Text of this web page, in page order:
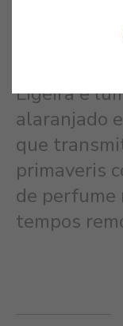
FLOR DE
Ligeira e
alaranjado
que
primaveris
de perfume
tempos